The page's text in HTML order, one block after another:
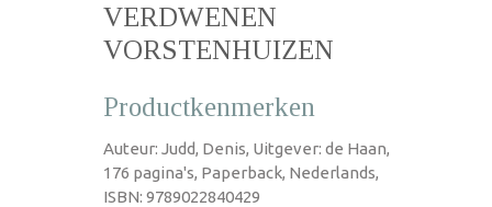
VERDWENEN
VORSTENHUIZEN
Productkenmerken
Auteur: Judd, Denis, Uitgever: de Haan,
176 pagina's, Paperback, Nederlands,
ISBN: 9789022840429